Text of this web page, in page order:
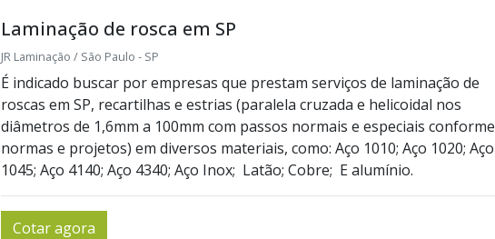
Laminação de rosca em SP
JR Laminação / São Paulo - SP
É indicado buscar por empresas que prestam serviços de laminação de
roscas em SP, recartilhas e estrias (paralela cruzada e helicoidal nos
diâmetros de 1,6mm a 100mm com passos normais e especiais conforme
normas e projetos) em diversos materiais, como: Aço 1010; Aço 1020; Aço
1045; Aço 4140; Aço 4340; Aço Inox; Latão; Cobre; E alumínio.
Cotar agora